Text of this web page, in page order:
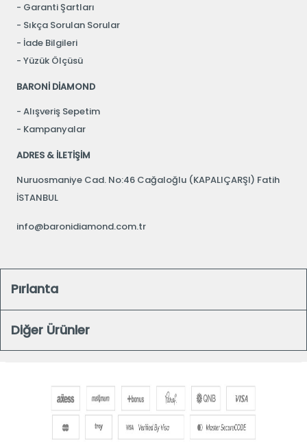
Garanti Şartları
Sıkça Sorulan Sorular
İade Bilgileri
Yüzük Ölçüsü
BARONİ DİAMOND
Alışveriş Sepetim
Kampanyalar
ADRES & İLETİŞİM
Nuruosmaniye Cad. No:46 Cağaloğlu (KAPALIÇARŞI) Fatih
İSTANBUL
info@baronidiamond.com.tr
Pırlanta
Diğer Ürünler